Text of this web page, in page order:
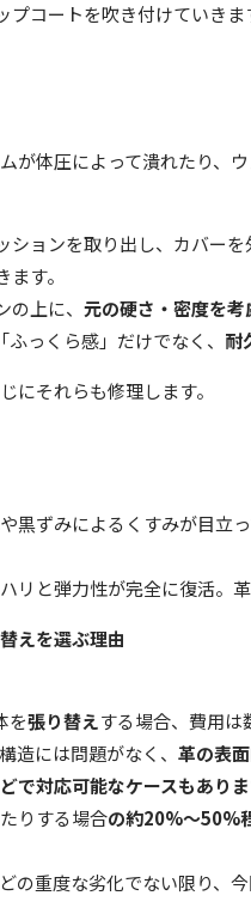
プコートを吹き付けていき
が体圧によって潰れたり、
ションを取り出し、カバー
す。
の上に、 元の硬さ・密度を
っくら感」だけでなく、 耐
にそれらも修理します。
黒ずみによるくすみが目立
と弾力性が完全に復活。
えを選ぶ理由
を張り替えする場合、費用は
造には問題がなく、 革の表
で対応可能なケースもありま
りする場合の約20%〜50%
の重度な劣化でない限り、